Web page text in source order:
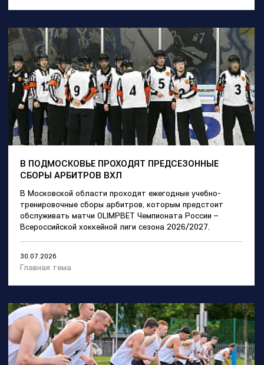
В ПОДМОСКОВЬЕ ПРОХОДЯТ ПРЕДСЕЗОННЫЕ
СБОРЫ АРБИТРОВ ВХЛ
В Московской области проходят ежегодные учебно-
тренировочные сборы арбитров, которым предстоит
обслуживать матчи OLIMPBET Чемпионата России –
Всероссийской хоккейной лиги сезона 2026/2027.
30.07.2026
Главная тема